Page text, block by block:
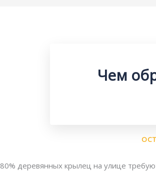
Чем
80% деревянных крылец на улице